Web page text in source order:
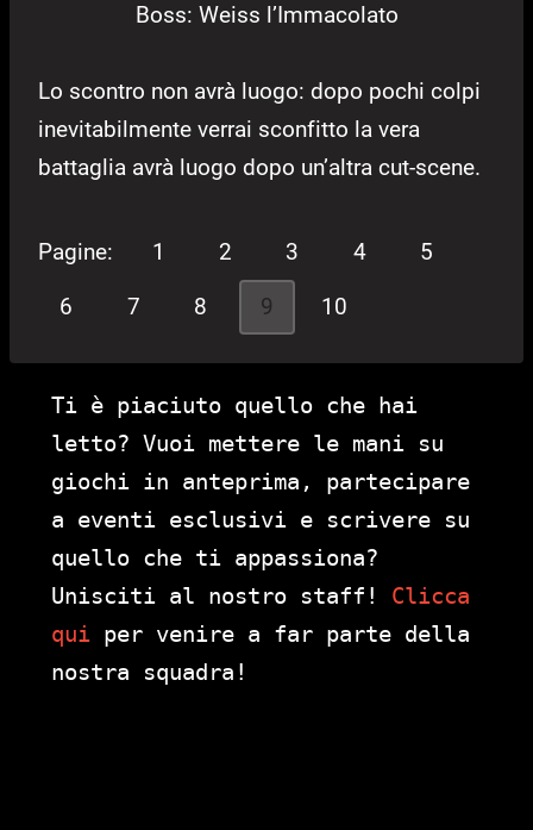
Boss: Weiss l’Immacolato
Lo scontro non avrà luogo: dopo pochi colpi
inevitabilmente verrai sconfitto la vera
battaglia avrà luogo dopo un’altra cut-scene.
Pagine: 1 2 3 4
5
6
7 8 9 10
Ti è piaciuto quello che hai
letto? Vuoi mettere le mani su
giochi in anteprima, partecipare
a eventi esclusivi e scrivere su
quello che ti appassiona?
Unisciti al nostro staff! Clicca
qui per venire a far parte della
nostra squadra!